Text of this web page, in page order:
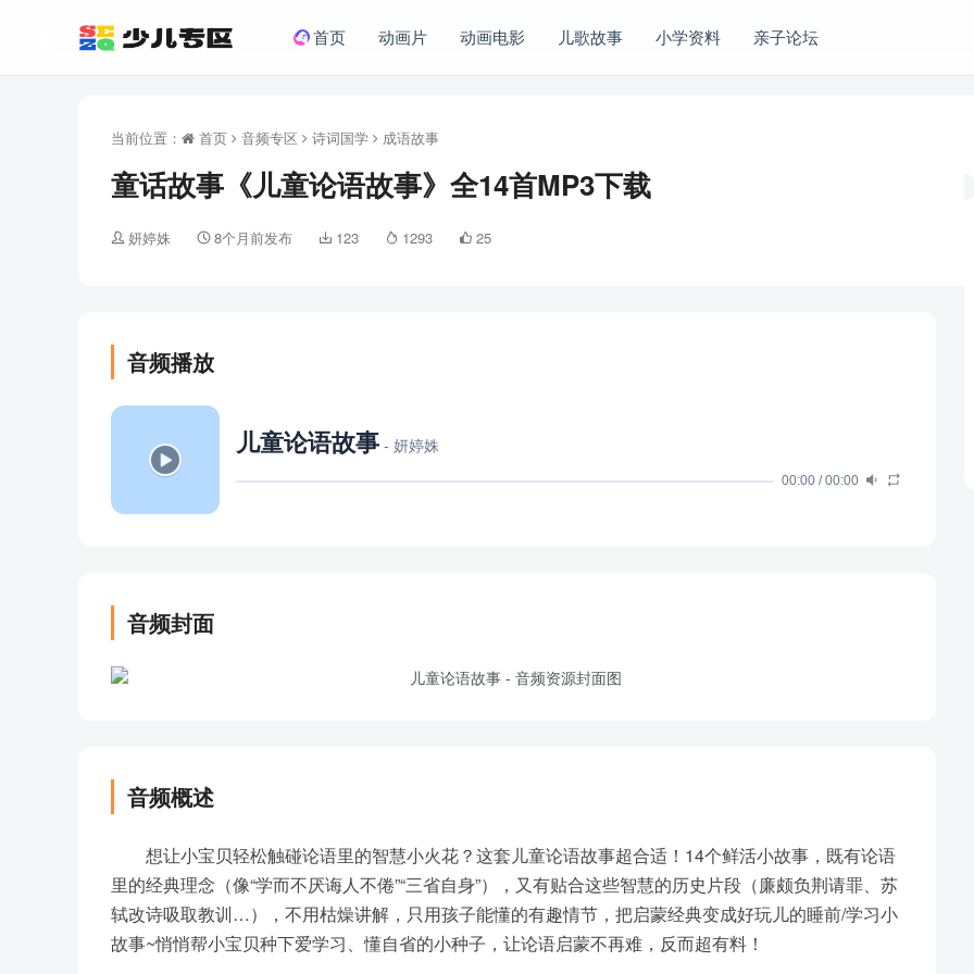
首页 动画片 动画电影 儿歌故事 小学资料 亲子论坛
当前位置： 首页 音频专区 诗词国学 成语故事
童话故事《儿童论语故事》全14首MP3下载
妍婷姝 8个月前发布 123 1293 25
音频播放
儿童论语故事 - 妍婷姝
00:00 /00:00
音频封面
音频概述
想让小宝贝轻松触碰论语里的智慧小火花？这套儿童论语故事超合适！14个鲜活小故事，既有论语
里的经典理念（像“学而不厌诲人不倦”“三省自身”），又有贴合这些智慧的历史片段（廉颇负荆请罪、苏
轼改诗吸取教训…），不用枯燥讲解，只用孩子能懂的有趣情节，把启蒙经典变成好玩儿的睡前/学习小
故事~悄悄帮小宝贝种下爱学习、懂自省的小种子，让论语启蒙不再难，反而超有料！